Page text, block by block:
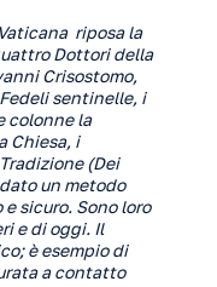
riposa la
Dottori della
Crisostomo,
sentinelle, i
colonne la
Chiesa, i
(Dei
un metodo
sicuro. Sono loro
e di oggi. Il
è esempio di
a contatto